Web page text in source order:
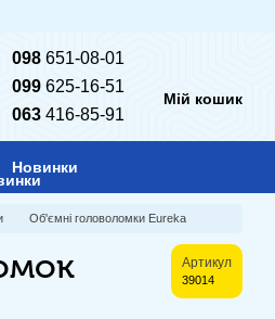
098651-08-01
099625-16-51
063416-85-91
Мій кошик
Новинки
Об'ємні головоломки Eureka
Артикул
39014